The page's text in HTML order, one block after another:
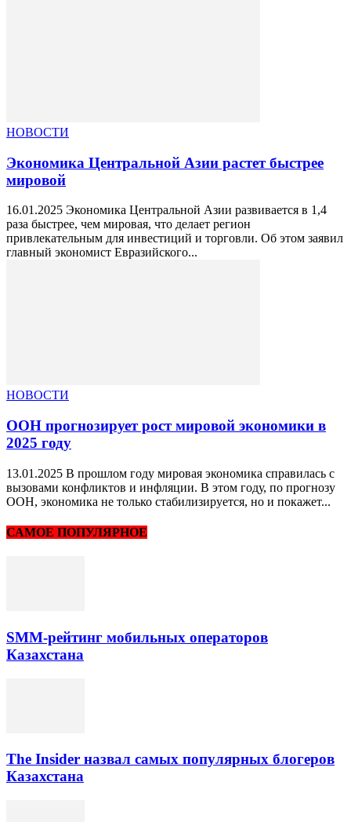
НОВОСТИ
Экономика Центральной Азии растет быстрее
мировой
16.01.2025 Экономика Центральной Азии развивается в 1,4
раза быстрее, чем мировая, что делает регион
привлекательным для инвестиций и торговли. Об этом заявил
главный экономист Евразийского...
НОВОСТИ
ООН прогнозирует рост мировой экономики в
2025 году
13.01.2025 В прошлом году мировая экономика справилась с
вызовами конфликтов и инфляции. В этом году, по прогнозу
ООН, экономика не только стабилизируется, но и покажет...
САМОЕ ПОПУЛЯРНОЕ
SMM-рейтинг мобильных операторов
Казахстана
The Insider назвал самых популярных блогеров
Казахстана